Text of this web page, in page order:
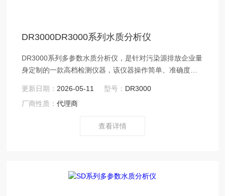
DR3000DR3000系列水质分析仪
DR3000系列多参数水质分析仪，是针对污染源排放企业量
身定制的一款高档检测仪器，该仪器操作简单、准确度
水、工业废水及城镇污水等水体中的化学需氧量COD、氨
氮、总磷、总氮、浊度等参数的快速测定。 配有铝合金携
更新日期： 2026-05-11 型号： DR3000
厂商性质：代理商
查看详情